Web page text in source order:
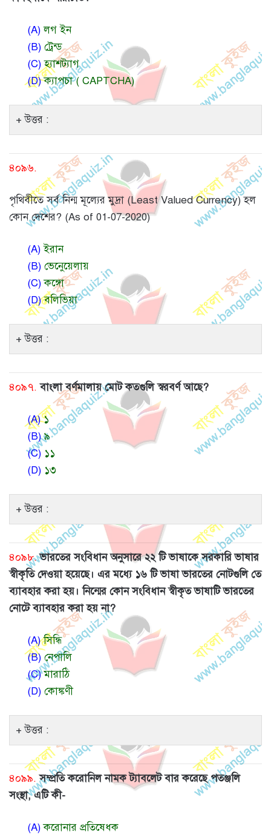
(A)লগ ইন
(B) ট্রেন্ড
(C)হ্যাশট্যাগ
(D)ক্যাপচা ( CAPTCHA)
উত্তর :
৪০৯৬.
পৃথিবীতে সর্ব নিন্ম মূল্যের মুদ্রা (Least Valued Currency) হল
কোন দেশের? (As of 01-07-2020)
(A)ইরান
(B) ভেনেুয়েলায়
(C)কঙ্গো
(D)বলিভিয়া
উত্তর :
৪০৯৭. বাংলা বর্ণমালায় মোট কতগুলি স্বরবর্ণ আছে?
(A)১
(B)৯
(C) ১১
(D) ১৩
উত্তর :
৪০৯৮. ভারতের সংবিধান অনুসারে ২২ টি ভাষাকে সরকারি ভাষার
স্বীকৃতি দেওয়া হয়েছে। এর মধ্যে ১৬ টি ভাষা ভারতের নোটগুলি তে
ব্যাবহার করা হয়। নিন্মের কোন সংবিধান স্বীকৃত ভাষাটি ভারতের
নোটে ব্যাবহার করা হয় না?
(A)সিন্ধি
(B) নেপালি
(C)মারাঠি
(D) কোঙ্কণী
উত্তর :
৪০৯৯. সম্প্রতি করোনিল নামক ট্যাবলেট বার করেছে পতঞ্জলি
সংস্থা, এটি কী-
(A)করোনার প্রতিষেধক